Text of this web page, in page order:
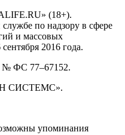
(18+).
по надзору в сфере
и массовых
2016 года.
№ ФС 77–67152.
СИСТЕМС».
упоминания